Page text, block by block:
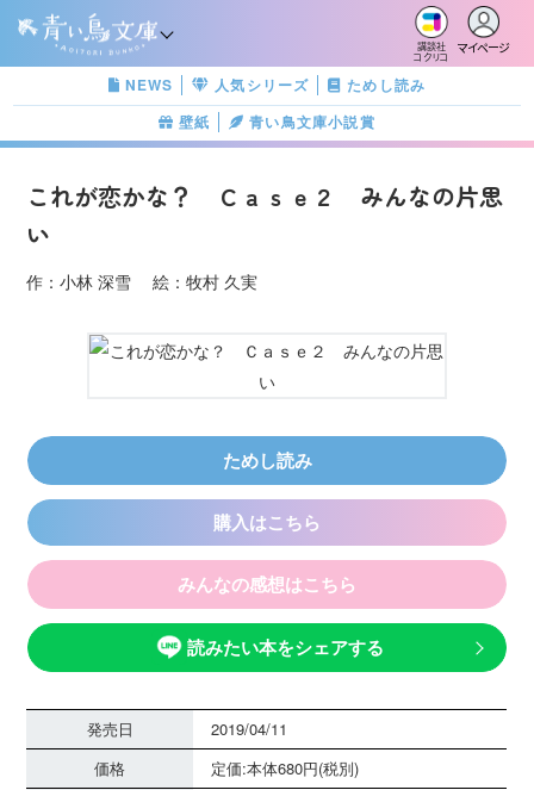
講談社
コクリコ
マイページ
NEWS 人気シリーズ
ためし読み
壁紙
青い鳥文庫小説賞
これが恋かな？ Ｃａｓｅ２ みんなの片思
い
作：小林 深雪 絵：牧村 久実
ためし読み
購入はこちら
みんなの感想はこちら
読みたい本をシェアする
発売日
2019/04/11
価格
定価:本体680円(税別)